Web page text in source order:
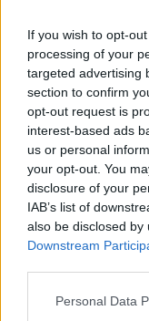
If you wish to opt-
processing of your
targeted advertising
section to confirm
opt-out request is
interest-based ads
us or personal
your opt-out. You
disclosure of your
IAB’s list of
also be disclosed
Downstream
Personal Data
Hana György:
oktatásról szóló
Az új kormány az
stratégiával kezdte
szintjére kiterjesztett
alázott ágazatban, mint